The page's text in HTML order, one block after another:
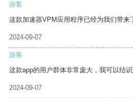
游客
这款加速器VPM应用程序已经为我们带来
2024-09-07
游客
这款app的用户群体非常庞大，我可以结
2024-09-07